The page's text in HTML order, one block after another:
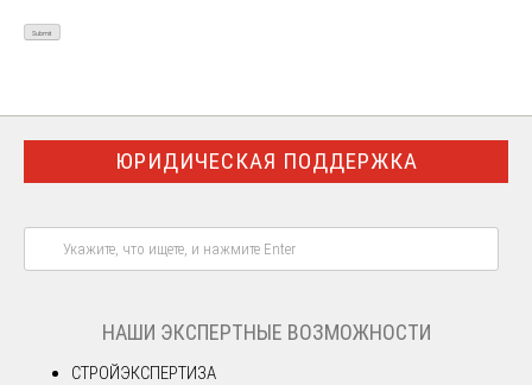
ЮРИДИЧЕСКАЯ ПОДДЕРЖКА
НАШИ ЭКСПЕРТНЫЕ ВОЗМОЖНОСТИ
СТРОЙЭКСПЕРТИЗА